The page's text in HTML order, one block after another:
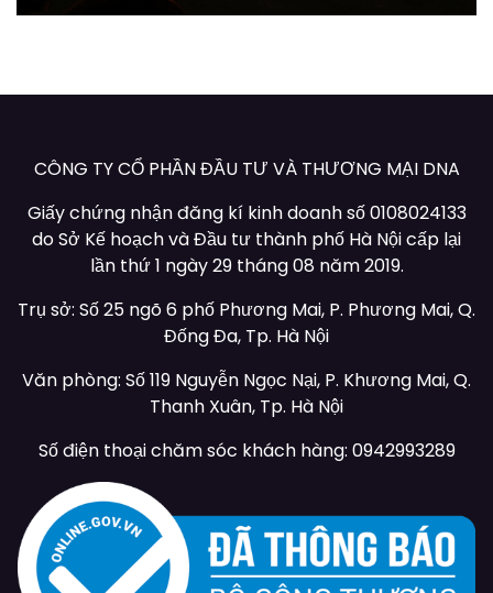
CÔNG TY CỔ PHẦN ĐẦU TƯ VÀ THƯƠNG MẠI DNA
Giấy chứng nhận đăng kí kinh doanh số 0108024133
do Sở Kế hoạch và Đầu tư thành phố Hà Nội cấp lại
lần thứ 1 ngày 29 tháng 08 năm 2019.
Trụ sở: Số 25 ngõ 6 phố Phương Mai, P. Phương Mai, Q.
Đống Đa, Tp. Hà Nội
Văn phòng: Số 119 Nguyễn Ngọc Nại, P. Khương Mai, Q.
Thanh Xuân, Tp. Hà Nội
Số điện thoại chăm sóc khách hàng: 0942993289